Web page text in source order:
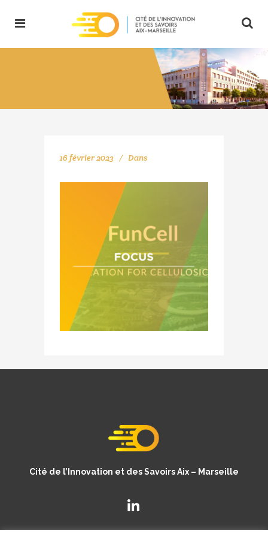
16 février 2023 Dans
Cité de l’Innovation et des Savoirs Aix – Marseille